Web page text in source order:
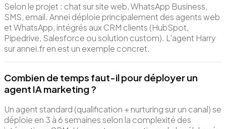
Selon le projet : chat sur site web, WhatsApp Business,
SMS, email. Annei déploie principalement des agents web
et WhatsApp, intégrés aux CRM clients (HubSpot,
Pipedrive, Salesforce ou solution custom). L'agent Harry
sur annei.fr en est un exemple concret.
Combien de temps faut-il pour déployer un
agent IA marketing ?
Un agent standard (qualification + nurturing sur un canal) se
déploie en 3 à 6 semaines selon la complexité des